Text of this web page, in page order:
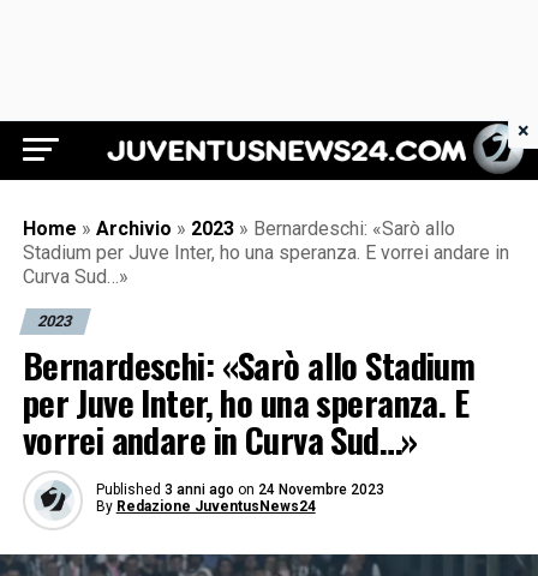
Juventus News 24
Home » Archivio » 2023 » Bernardeschi: «Sarò allo
Stadium per Juve Inter, ho una speranza. E vorrei andare in
Curva Sud…»
2023
Bernardeschi: «Sarò allo Stadium
per Juve Inter, ho una speranza. E
vorrei andare in Curva Sud…»
Published 3 anni ago on 24 Novembre 2023
By Redazione JuventusNews24
×